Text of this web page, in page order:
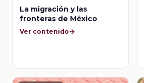
La migración y las
fronteras de México
Ver contenido